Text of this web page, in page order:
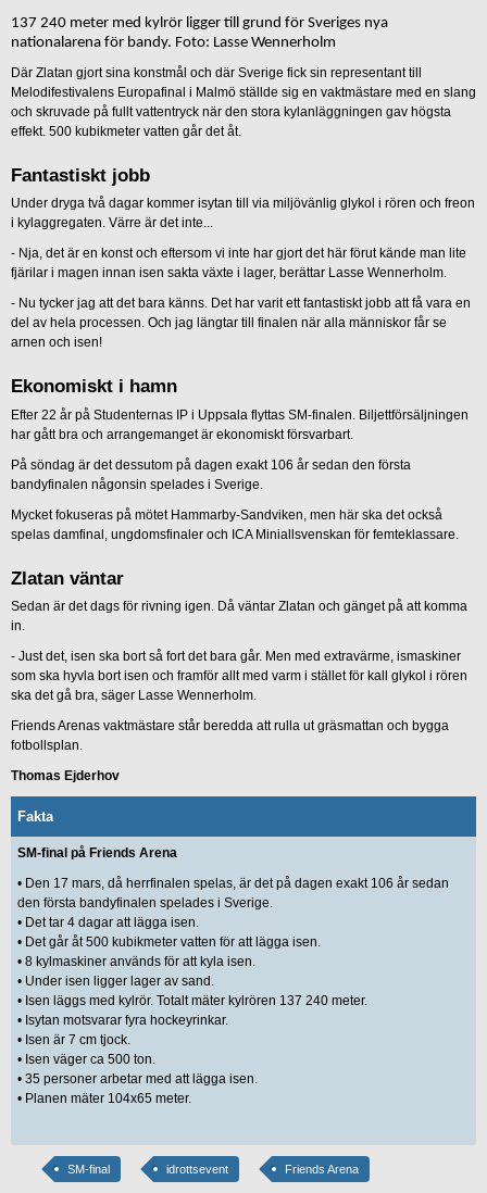
137 240 meter med kylrör ligger till grund för Sveriges nya
nationalarena för bandy. Foto: Lasse Wennerholm
Där Zlatan gjort sina konstmål och där Sverige fick sin representant till
Melodifestivalens Europafinal i Malmö ställde sig en vaktmästare med en slang
och skruvade på fullt vattentryck när den stora kylanläggningen gav högsta
effekt. 500 kubikmeter vatten går det åt.
Fantastiskt jobb
Under dryga två dagar kommer isytan till via miljövänlig glykol i rören och freon
i kylaggregaten. Värre är det inte...
- Nja, det är en konst och eftersom vi inte har gjort det här förut kände man lite
fjärilar i magen innan isen sakta växte i lager, berättar Lasse Wennerholm.
- Nu tycker jag att det bara känns. Det har varit ett fantastiskt jobb att få vara en
del av hela processen. Och jag längtar till finalen när alla människor får se
arnen och isen!
Ekonomiskt i hamn
Efter 22 år på Studenternas IP i Uppsala flyttas SM-finalen. Biljettförsäljningen
har gått bra och arrangemanget är ekonomiskt försvarbart.
På söndag är det dessutom på dagen exakt 106 år sedan den första
bandyfinalen någonsin spelades i Sverige.
Mycket fokuseras på mötet Hammarby-Sandviken, men här ska det också
spelas damfinal, ungdomsfinaler och ICA Miniallsvenskan för femteklassare.
Zlatan väntar
Sedan är det dags för rivning igen. Då väntar Zlatan och gänget på att komma
in.
- Just det, isen ska bort så fort det bara går. Men med extravärme, ismaskiner
som ska hyvla bort isen och framför allt med varm i stället för kall glykol i rören
ska det gå bra, säger Lasse Wennerholm.
Friends Arenas vaktmästare står beredda att rulla ut gräsmattan och bygga
fotbollsplan.
Thomas Ejderhov
Fakta
SM-final på Friends Arena
• Den 17 mars, då herrfinalen spelas, är det på dagen exakt 106 år sedan
den första bandyfinalen spelades i Sverige.
• Det tar 4 dagar att lägga isen.
• Det går åt 500 kubikmeter vatten för att lägga isen.
• 8 kylmaskiner används för att kyla isen.
• Under isen ligger lager av sand.
• Isen läggs med kylrör. Totalt mäter kylrören 137 240 meter.
• Isytan motsvarar fyra hockeyrinkar.
• Isen är 7 cm tjock.
• Isen väger ca 500 ton.
• 35 personer arbetar med att lägga isen.
• Planen mäter 104x65 meter.
SM-final idrottsevent Friends Arena